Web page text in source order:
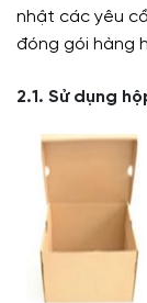
nhật các yêu
đóng gói hàng
2.1. Sử dụng